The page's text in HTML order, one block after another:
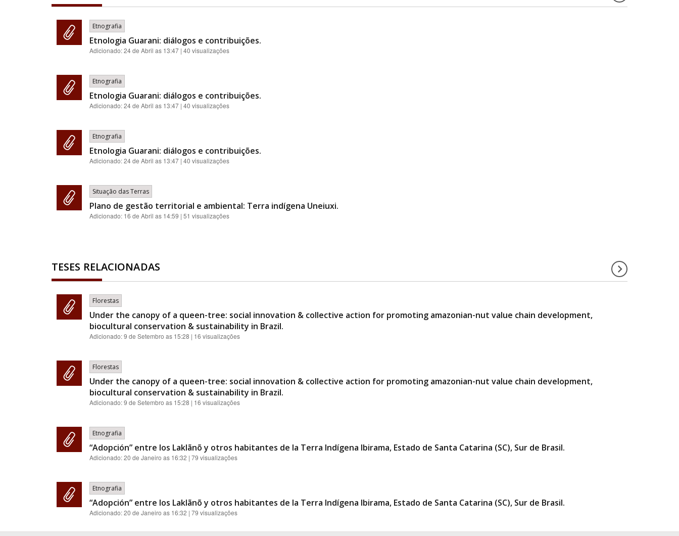
Etnografia
Etnologia Guarani: diálogos e contribuições.
Adicionado:24 de Abril as 13:47 | 40 visualizações
Etnografia
Etnologia Guarani: diálogos e contribuições.
Adicionado:24 de Abril as 13:47 | 40 visualizações
Etnografia
Etnologia Guarani: diálogos e contribuições.
Adicionado:24 de Abril as 13:47 | 40 visualizações
Situação das Terras
Plano de gestão territorial e ambiental: Terra indígena Uneiuxi.
Adicionado: 16 de Abril as 14:59 | 51 visualizações
TESES RELACIONADAS
Florestas
Under the canopy of a queen-tree: social innovation & collective action for promoting amazonian-nut value chain development,
biocultural conservation & sustainability in Brazil.
Adicionado:9 de Setembro as 15:28 | 16 visualizações
Florestas
Under the canopy of a queen-tree: social innovation & collective action for promoting amazonian-nut value chain development,
biocultural conservation & sustainability in Brazil.
Adicionado:9 de Setembro as 15:28 | 16 visualizações
Etnografia
“Adopción” entre los Laklãnõ y otros habitantes de la Terra Indígena Ibirama, Estado de Santa Catarina (SC), Sur de Brasil.
Adicionado:20 de Janeiro as 16:32 | 79 visualizações
Etnografia
“Adopción” entre los Laklãnõ y otros habitantes de la Terra Indígena Ibirama, Estado de Santa Catarina (SC), Sur de Brasil.
Adicionado:20 de Janeiro as 16:32 | 79 visualizações